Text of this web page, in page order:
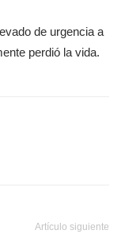
de urgencia a
perdió la vida.
Artículo siguiente